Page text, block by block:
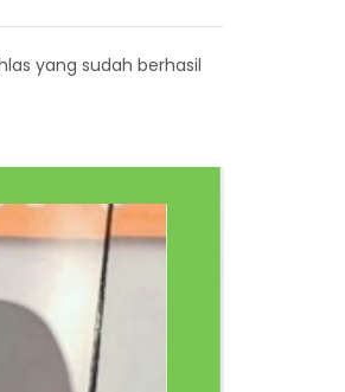
yang sudah berhasil